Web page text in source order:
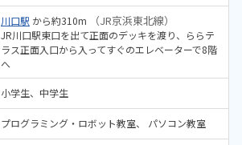
川口駅 から約310m （JR京浜東北線）
JR川口駅東口を出て正面のデッキを渡り、ららテ
ラス正面入口から入ってすぐのエレベーターで8階
へ
小学生、中学生
プログラミング・ロボット教室 パソコン教室